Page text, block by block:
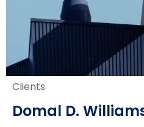
Clients
Domal D.